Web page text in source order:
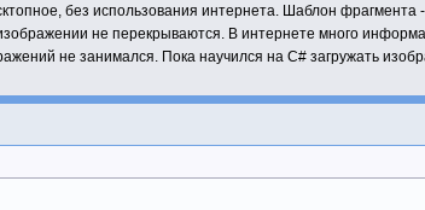
без использования интернета. Шаблон фрагмента
не перекрываются. В интернете много
не занимался. Пока научился на C# загружать